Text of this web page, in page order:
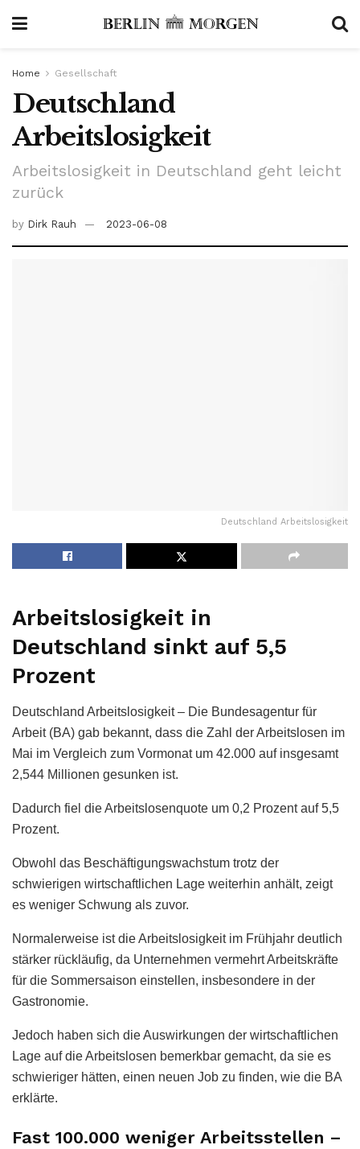
Home Gesellschaft
Deutschland
Arbeitslosigkeit
Arbeitslosigkeit in Deutschland geht leicht
zurück
by Dirk Rauh 2023-06-08
Deutschland Arbeitslosigkeit
Arbeitslosigkeit in
Deutschland sinkt auf 5,5
Prozent
Deutschland Arbeitslosigkeit – Die Bundesagentur für
Arbeit (BA) gab bekannt, dass die Zahl der Arbeitslosen im
Mai im Vergleich zum Vormonat um 42.000 auf insgesamt
2,544 Millionen gesunken ist.
Dadurch fiel die Arbeitslosenquote um 0,2 Prozent auf 5,5
Prozent.
Obwohl das Beschäftigungswachstum trotz der
schwierigen wirtschaftlichen Lage weiterhin anhält, zeigt
es weniger Schwung als zuvor.
Normalerweise ist die Arbeitslosigkeit im Frühjahr deutlich
stärker rückläufig, da Unternehmen vermehrt Arbeitskräfte
für die Sommersaison einstellen, insbesondere in der
Gastronomie.
Jedoch haben sich die Auswirkungen der wirtschaftlichen
Lage auf die Arbeitslosen bemerkbar gemacht, da sie es
schwieriger hätten, einen neuen Job zu finden, wie die BA
erklärte.
Fast 100.000 weniger Arbeitsstellen –